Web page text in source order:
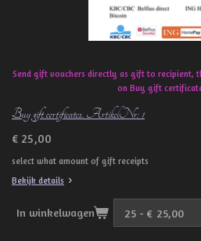
Send gift vouchers directly as gift to recipient,
on Buy gift
Buy gift certificates. ArtikelNr: 1
€ 25,00
select what amount of gift receipts
Bekijk details
In winkelwagen